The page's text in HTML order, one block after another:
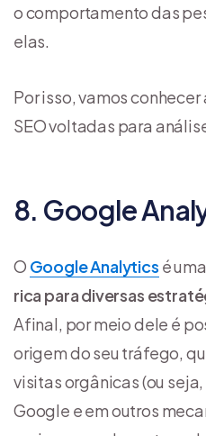
o comportamento das
elas.
Por isso, vamos
SEO voltadas para
8. Google
O Google Analytics é
rica para diversas
Afinal, por meio dele é
origem do seu tráfego,
visitas orgânicas (ou
Google e em outros